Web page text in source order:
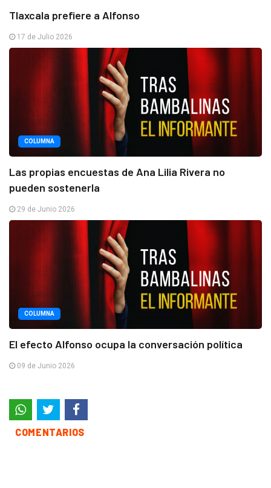
Tlaxcala prefiere a Alfonso
17 de Julio 2026
COLUMNA
Las propias encuestas de Ana Lilia Rivera no
pueden sostenerla
29 de Junio 2026
COLUMNA
El efecto Alfonso ocupa la conversación política
09 de Junio 2026
COMENTARIOS